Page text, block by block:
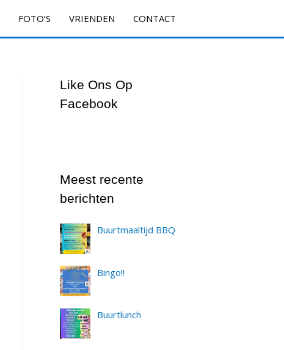
FOTO’S VRIENDEN CONTACT
Like Ons Op
Facebook
Meest recente
berichten
Buurtmaaltijd BBQ
Bingo!!
Buurtlunch